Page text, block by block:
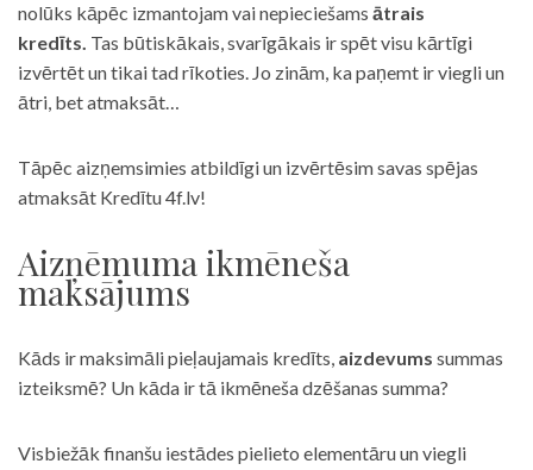
nolūks kāpēc izmantojam vai nepieciešams ātrais
kredīts. Tas būtiskākais, svarīgākais ir spēt visu kārtīgi
izvērtēt un tikai tad rīkoties. Jo zinām, ka paņemt ir viegli un
ātri, bet atmaksāt…
Tāpēc aizņemsimies atbildīgi un izvērtēsim savas spējas
atmaksāt Kredītu 4f.lv!
Aizņēmuma ikmēneša
maksājums
Kāds ir maksimāli pieļaujamais kredīts, aizdevums summas
izteiksmē? Un kāda ir tā ikmēneša dzēšanas summa?
Visbiežāk finanšu iestādes pielieto elementāru un viegli